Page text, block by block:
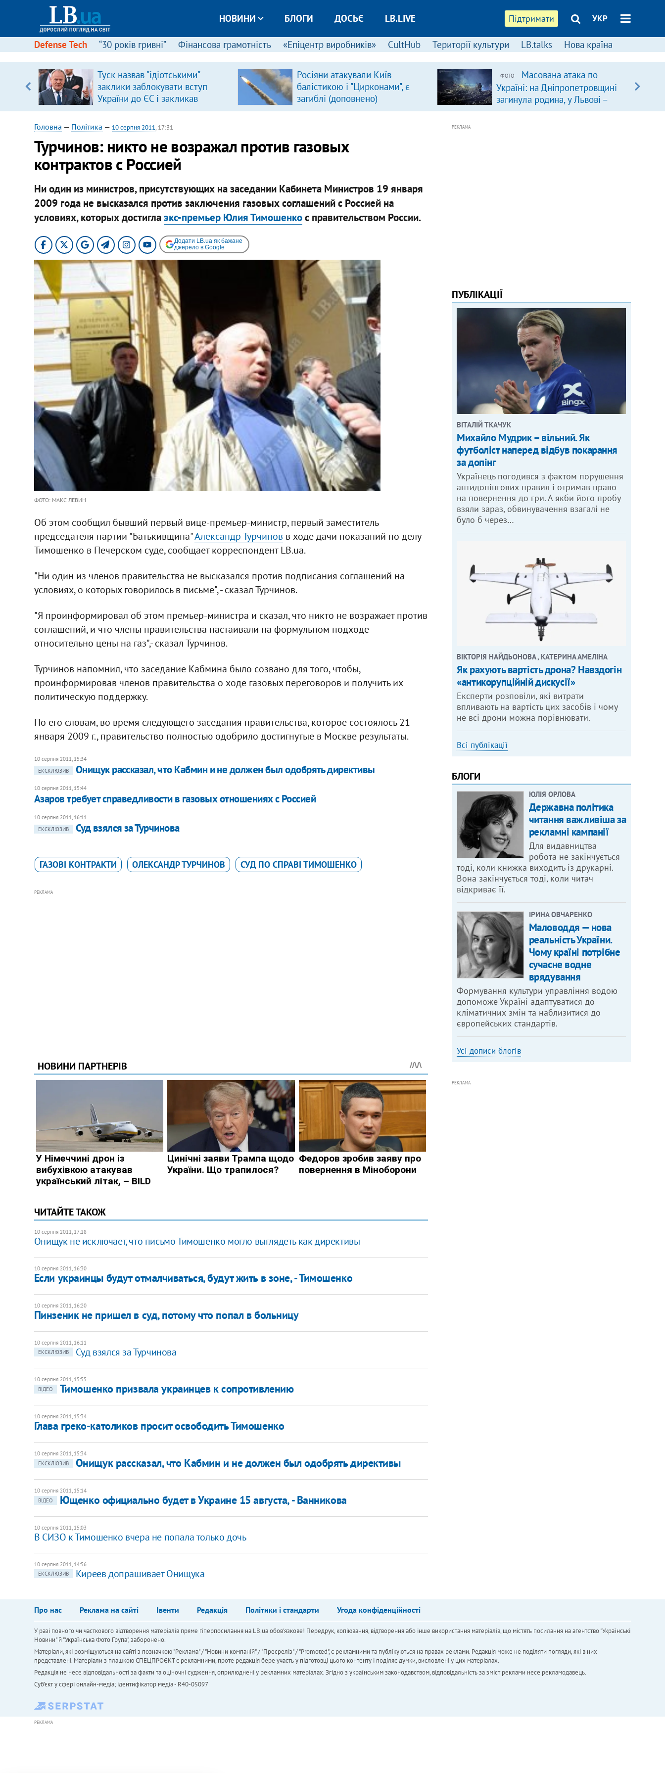
Підтримати УКР
НОВИНИ БЛОГИ ДОСЬЄ LB.LIVE
Defense Tech “30 років гривні” Фінансова грамотність «Епіцентр виробників» CultHub Території культури LB.talks Нова країна
Туск назвав "ідіотськими"
заклики заблокувати вступ
України до ЄС і закликав
припинити антиукраїнську
риторику
Росіяни атакували Київ
балістикою і "Цирконами", є
загиблі (доповнено)
ФОТО
Масована атака по
Україні: на Дніпропетровщині
загинула родина, у Львові –
удар по багатоповерхівках
Головна — Політика — 10 серпня 2011, 17:31
Турчинов: никто не возражал против газовых
контрактов с Россией
Ни один из министров, присутствующих на заседании Кабинета Министров 19 января
2009 года не высказался против заключения газовых соглашений с Россией на
условиях, которых достиглаэкс-премьер Юлия Тимошенкос правительством России.
Додати LB.ua як бажане
джерело в Google
ФОТО: МАКС ЛЕВИН
Об этом сообщил бывший первый вице-премьер-министр, первый заместитель
председателя партии "Батькивщина"Александр Турчинов в ходе дачи показаний по делу
Тимошенко в Печерском суде, сообщает корреспондент LB.ua.
"Ни один из членов правительства не высказался против подписания соглашений на
условиях, о которых говорилось в письме", - сказал Турчинов.
"Я проинформировал об этом премьер-министра и сказал, что никто не возражает против
соглашений, и что члены правительства настаивали на формульном подходе
относительно цены на газ",- сказал Турчинов.
Турчинов напомнил, что заседание Кабмина было созвано для того, чтобы,
проинформировав членов правительства о ходе газовых переговоров и получить их
политическую поддержку.
По его словам, во время следующего заседания правительства, которое состоялось 21
января 2009 г., правительство полностью одобрило достигнутые в Москве результаты.
10 серпня 2011, 15:34
ЕКСКЛЮЗИВ
Онищук рассказал, что Кабмин и не должен был одобрять директивы
10 серпня 2011, 15:44
Азаров требует справедливости в газовых отношениях с Россией
10 серпня 2011, 16:11
ЕКСКЛЮЗИВ
Суд взялся за Турчинова
ГАЗОВІ КОНТРАКТИ ОЛЕКСАНДР ТУРЧИНОВ СУД ПО СПРАВІ ТИМОШЕНКО
РЕКЛАМА
ЧИТАЙТЕ ТАКОЖ
10 серпня 2011, 17:18
Онищук не исключает, что письмо Тимошенко могло выглядеть как директивы
10 серпня 2011, 16:30
Если украинцы будут отмалчиваться, будут жить в зоне, - Тимошенко
10 серпня 2011, 16:20
Пинзеник не пришел в суд, потому что попал в больницу
10 серпня 2011, 16:11
ЕКСКЛЮЗИВ
Суд взялся за Турчинова
10 серпня 2011, 15:55
ВІДЕО
Тимошенко призвала украинцев к сопротивлению
10 серпня 2011, 15:34
Глава греко-католиков просит освободить Тимошенко
10 серпня 2011, 15:34
ЕКСКЛЮЗИВ
Онищук рассказал, что Кабмин и не должен был одобрять директивы
10 серпня 2011, 15:14
ВІДЕО
Ющенко официально будет в Украине 15 августа, - Ванникова
10 серпня 2011, 15:03
В СИЗО к Тимошенко вчера не попала только дочь
10 серпня 2011, 14:56
ЕКСКЛЮЗИВ
Киреев допрашивает Онищука
РЕКЛАМА
ПУБЛІКАЦІЇ
ВІТАЛІЙ ТКАЧУК
Михайло Мудрик – вільний. Як
футболіст наперед відбув покарання
за допінг
Українець погодився з фактом порушення
антидопінгових правил і отримав право
на повернення до гри. А якби його пробу
взяли зараз, обвинувачення взагалі не
було б через…
ВІКТОРІЯ НАЙДЬОНОВА , КАТЕРИНА АМЕЛІНА
Як рахують вартість дрона? Навздогін
«антикорупційній дискусії»
Експерти розповіли, які витрати
впливають на вартість цих засобів і чому
не всі дрони можна порівнювати.
Всі публікації
БЛОГИ
ЮЛІЯ ОРЛОВА
Державна політика
читання важливіша за
рекламні кампанії
Для видавництва
робота не закінчується
тоді, коли книжка виходить із друкарні.
Вона закінчується тоді, коли читач
відкриває її.
ІРИНА ОВЧАРЕНКО
Маловоддя — нова
реальність України.
Чому країні потрібне
сучасне водне
врядування
Формування культури управління водою
допоможе Україні адаптуватися до
кліматичних змін та наблизитися до
європейських стандартів.
Усі дописи блогів
РЕКЛАМА
Про нас Реклама на сайті Івенти Редакція Політики і стандарти Угода конфіденційності
У разі повного чи часткового відтворення матеріалів пряме гіперпосилання на LB.ua обов'язкове! Передрук, копіювання, відтворення або інше використання матеріалів, що містять посилання на агентство "Українськi
Новини" й "Українська Фото Група", заборонено.
Матеріали, які розміщуються на сайті з позначкою "Реклама" / "Новини компаній" / "Пресреліз" / "Promoted", є рекламними та публікуються на правах реклами. Редакція може не поділяти погляди, які в них
представлені. Матеріали з плашкою СПЕЦПРОЄКТ є рекламними, проте редакція бере участь у підготовці цього контенту і поділяє думки, висловлені у цих матеріалах.
Редакція не несе відповідальності за факти та оціночні судження, оприлюднені у рекламних матеріалах. Згідно з українським законодавством, відповідальність за зміст реклами несе рекламодавець.
Cуб'єкт у сфері онлайн-медіа; ідентифікатор медіа - R40-05097
РЕКЛАМА